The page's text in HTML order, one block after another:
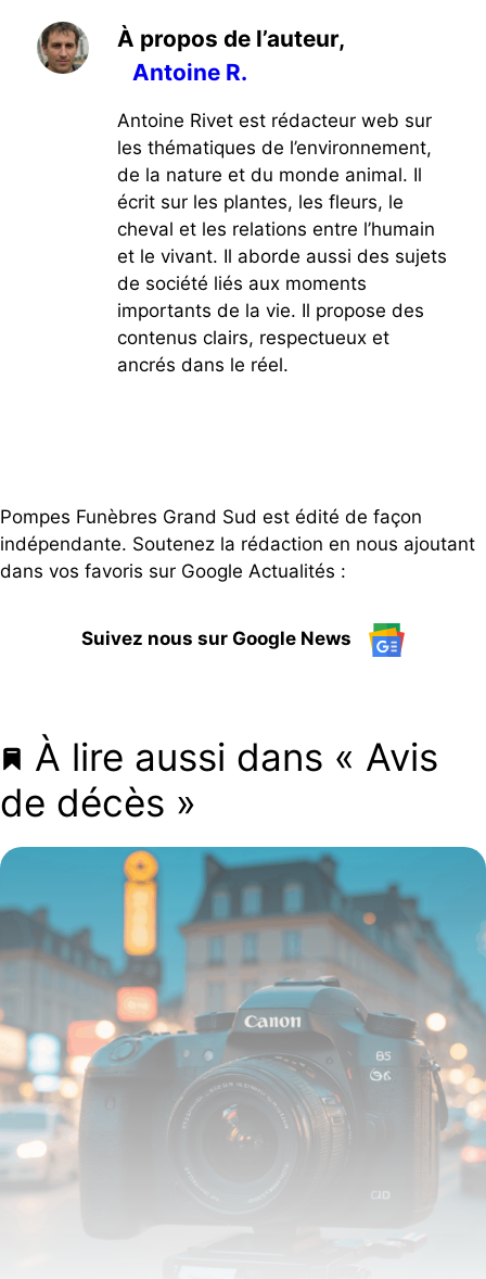
À propos de l’auteur,
Antoine R.
Antoine Rivet est rédacteur web sur
les thématiques de l’environnement,
de la nature et du monde animal. Il
écrit sur les plantes, les fleurs, le
cheval et les relations entre l’humain
et le vivant. Il aborde aussi des sujets
de société liés aux moments
importants de la vie. Il propose des
contenus clairs, respectueux et
ancrés dans le réel.
Pompes Funèbres Grand Sud est édité de façon
indépendante. Soutenez la rédaction en nous ajoutant
dans vos favoris sur Google Actualités :
Suivez nous sur Google News
À lire aussi dans « Avis
de décès »